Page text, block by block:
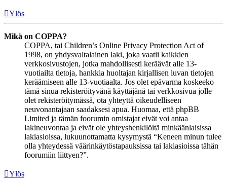
Ylös
Mikä on COPPA?
COPPA, tai Children’s Online Privacy Protection Act of
1998, on yhdysvaltalainen laki, joka vaatii kaikkien
verkkosivustojen, jotka mahdollisesti keräävät alle 13-
vuotiailta tietoja, hankkia huoltajan kirjallisen luvan tietojen
keräämiseen alle 13-vuotiaalta. Jos olet epävarma koskeeko
tämä sinua rekisteröityvänä käyttäjänä tai verkkosivua jolle
olet rekisteröitymässä, ota yhteyttä oikeudelliseen
neuvonantajaan saadaksesi apua. Huomaa, että phpBB
Limited ja tämän foorumin omistajat eivät voi antaa
lakineuvontaa ja eivät ole yhteyshenkilöitä minkäänlaisissa
lakiasioissa, lukuunottamatta kysymystä “Keneen minun tulee
olla yhteydessä väärinkäytöstapauksissa tai lakiasioissa tähän
foorumiin liittyen?”.
Ylös